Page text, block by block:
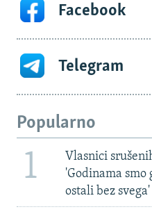
Facebook
Telegram
Popularno
1
Vlasnici
'Godinama
ostali bez svega'